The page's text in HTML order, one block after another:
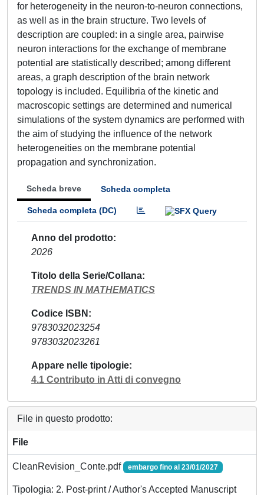
for heterogeneity in the neuron-to-neuron connections,
as well as in the brain structure. Two levels of
description are coupled: in a single area, pairwise
neuron interactions for the exchange of membrane
potential are statistically described; among different
areas, a graph description of the brain network
topology is included. Equilibria of the kinetic and
macroscopic settings are determined and numerical
simulations of the system dynamics are performed with
the aim of studying the influence of the network
heterogeneities on the membrane potential
propagation and synchronization.
Scheda breve Scheda completa
Scheda completa (DC)
Anno del prodotto
2026
Titolo della Serie/Collana
TRENDS IN MATHEMATICS
Codice ISBN
9783032023254
9783032023261
Appare nelle tipologie
4.1 Contributo in Atti di convegno
File in questo prodotto:
File
CleanRevision_Conte.pdf embargo fino al 23/01/2027
Tipologia: 2. Post-print / Author's Accepted Manuscript